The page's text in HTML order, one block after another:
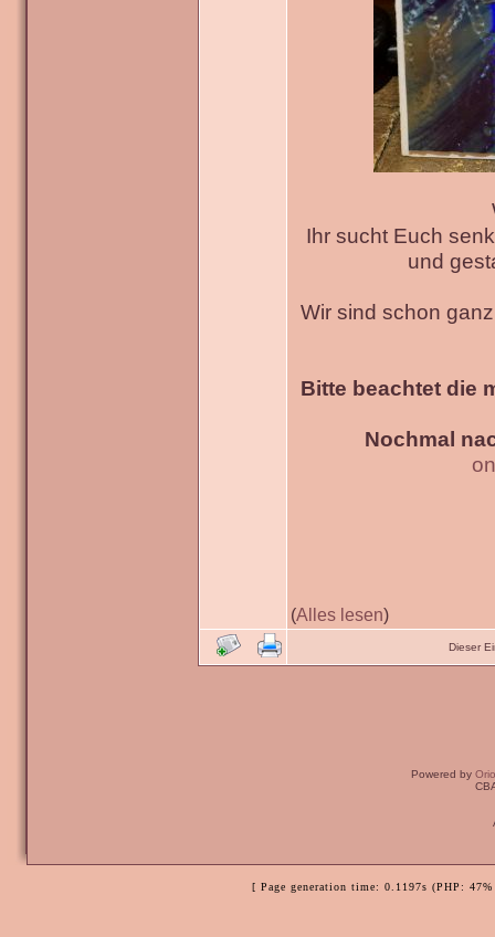
Ihr sucht Euch
und
Wir sind schon
Bitte beachtet die
Nochmal
(Alles lesen)
Dieser
Powered by
[ Page generation time: 0.1197s (PHP: